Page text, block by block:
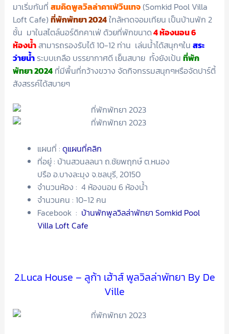
มาเริ่มกันที่ สมคิดพูลวิลล่าคาเฟ่วินเทจ(Somkid Pool Villa
Loft Cafe) ที่พักพัทยา 2024ใกล้หาดจอมเทียน เป็นบ้านพัก 2
ชั้น มาในสไตล์นอร์ดิกคาเฟ่ ด้วยที่พักขนาด4 ห้องนอน 6
ห้องน้ำสามารถรองรับได้ 10-12 ท่าน เล่นน้ำได้สนุกๆใน สระ
ว่ายน้ำระบบเกลือ บรรยากาศดี เย็นสบาย ทั้งยังเป้น ที่พัก
พัทยา 2024ที่มีพื้นที่กว้างขวาง จัดกิจกรรมสนุกๆหรือจัดปาร์ตี้
สังสรรค์ได้สบายๆ
แผนที่ : ดูแผนที่คลิก
ที่อยู่ : บ้านสวนลลนา ถ.ชัยพฤกษ์ ต.หนอง
ปรือ อ.บางละมุง จ.ชลบุรี, 20150
จำนวนห้อง : 4 ห้องนอน 6 ห้องน้ำ
จำนวนคน : 10-12 คน
Facebook : บ้านพักพูลวิลล่าพัทยา Somkid Pool
Villa Loft Cafe
2.Luca House – ลูก้า เฮ้าส์ พูลวิลล่าพัทยา By De
Ville